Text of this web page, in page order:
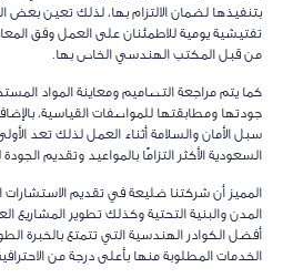
بتنفيذها لضمان الالتزام بها، لذلك تعين بعض
تفتيشية يومية للاطمئنان على العمل وفق
من قبل المكتب الهندسي الخاص بها.
كما يتم مراجعة التصاميم ومعاينة المواد
جودتها ومطابقتها للمواصفات القياسية،
سبل الأمان والسلامة أثناء العمل لذلك تعد
السعودية الأكثر التزامًا بالمواعيد وتقديم
المميز أن شركتنا ضليعة في تقديم
المدن والبنية التحتية وكذلك تطوير المشاريع
أفضل الكوادر الهندسية التي تتمتع بالخبرة
الخدمات المطلوبة منها بأعلى درجة من الاحترافية